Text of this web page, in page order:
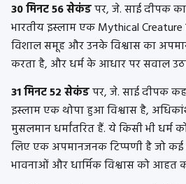
30 मिनट 56 सेकंडपर, जे. साई दीपक
भारतीय इस्लाम एक Mythical
विशाल समूह और उनके विश्वास का
करता है, और धर्म के आधार पर सवाल
31 मिनट 52 सेकंडपर, जे. साई दीपक
इस्लाम एक थोपा हुआ विश्वास है,
मुसलमान धर्मांतरित हैं. ये किसी भी धर्म
लिए एक अपमानजनक टिप्पणी है जो कई
भावनाओं और धार्मिक विश्वास को आहत